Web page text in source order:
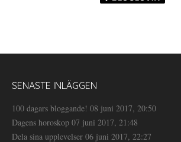
SENASTE INLÄGGEN
100 dagars bloggande! 08 juni 2017, 20:50
Dagens horoskop 07 juni 2017, 21:48
Dela sina upplevelser 06 juni 2017, 22:27